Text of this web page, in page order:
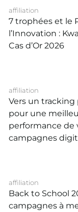
affiliation
7 trophées et le
l’Innovation :
Cas d’Or 2026
affiliation
Vers un tracking
pour une
performance de
campagnes
affiliation
Back to School
campagnes à